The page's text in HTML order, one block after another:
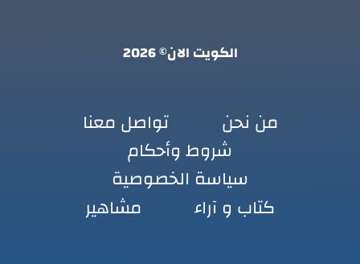
الكويت الان© 2026
من نحن
تواصل معنا
شروط وأحكام
سياسة الخصوصية
كتاب و آراء
مشاهير